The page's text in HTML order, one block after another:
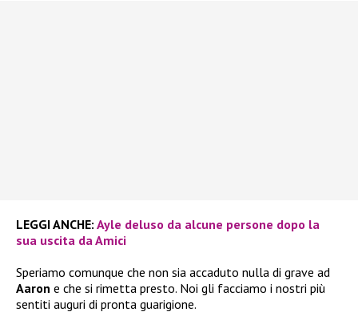
LEGGI ANCHE: Ayle deluso da alcune persone dopo la
sua uscita da Amici
Speriamo comunque che non sia accaduto nulla di grave ad
Aaron e che si rimetta presto. Noi gli facciamo i nostri più
sentiti auguri di pronta guarigione.